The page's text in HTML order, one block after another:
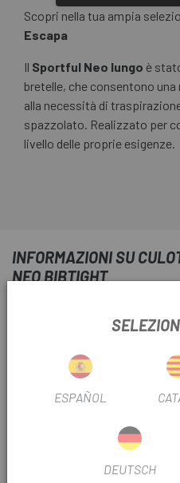
Scopri nella tua ampia
Escapa
Il Sportful Neo lungo è
bretelle, che consentono
alla necessità di
spazzolato. Realizzato per
livello delle proprie esigenze.
INFORMAZIONI SU
NEO BIBTIGHT
TEMPERATURA DEL FILTRO
ESPAÑOL
DEUTSCH